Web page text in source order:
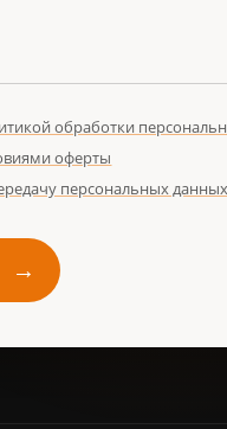
обработки
оферты
персональных данных
→